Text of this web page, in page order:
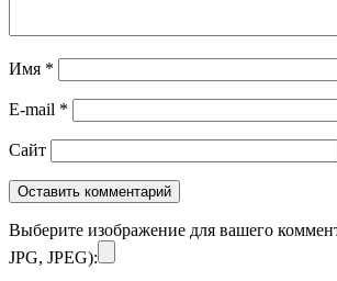
Имя *
E-mail *
Сайт
Выберите изображение для вашего
JPG, JPEG):